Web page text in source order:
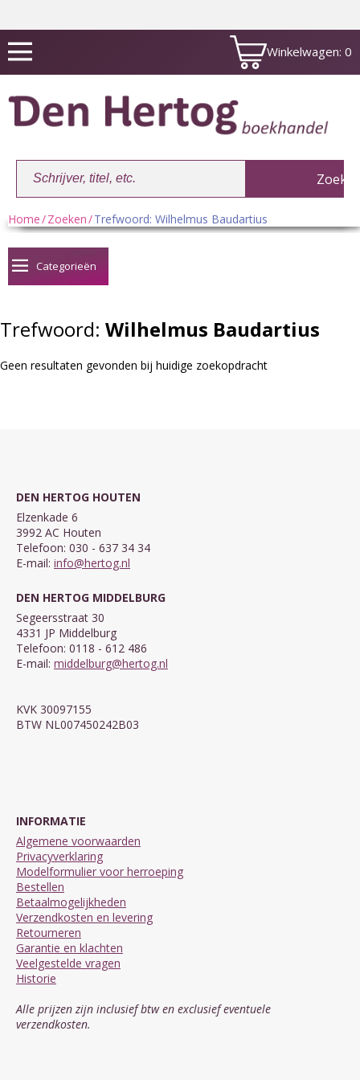
Winkelwagen: 0
Winkelwagen:0
Home/Zoeken/Trefwoord: Wilhelmus Baudartius
Categorieën
Trefwoord: Wilhelmus Baudartius
Geen resultaten gevonden bij huidige zoekopdracht
DEN HERTOG HOUTEN
Elzenkade 6
3992 AC Houten
Telefoon: 030 - 637 34 34
E-mail: info@hertog.nl
DEN HERTOG MIDDELBURG
Segeersstraat 30
4331 JP Middelburg
Telefoon: 0118 - 612 486
E-mail: middelburg@hertog.nl
KVK 30097155
BTW NL007450242B03
INFORMATIE
Algemene voorwaarden
Privacyverklaring
Modelformulier voor herroeping
Bestellen
Betaalmogelijkheden
Verzendkosten en levering
Retourneren
Garantie en klachten
Veelgestelde vragen
Historie
Alle prijzen zijn inclusief btw en exclusief eventuele
verzendkosten.